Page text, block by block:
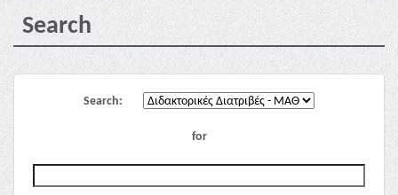
Search
Search:
for